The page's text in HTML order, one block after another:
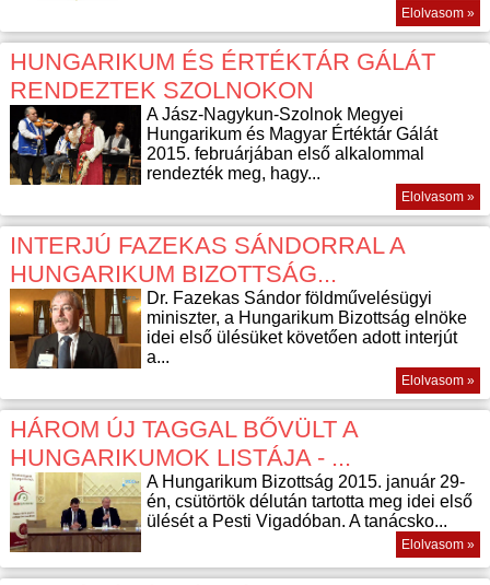
Elolvasom »
HUNGARIKUM ÉS ÉRTÉKTÁR GÁLÁT
RENDEZTEK SZOLNOKON
A Jász-Nagykun-Szolnok Megyei
Hungarikum és Magyar Értéktár Gálát
2015. februárjában első alkalommal
rendezték meg, hagy...
Elolvasom »
INTERJÚ FAZEKAS SÁNDORRAL A
HUNGARIKUM BIZOTTSÁG...
Dr. Fazekas Sándor földművelésügyi
miniszter, a Hungarikum Bizottság elnöke
idei első ülésüket követően adott interjút
a...
Elolvasom »
HÁROM ÚJ TAGGAL BŐVÜLT A
HUNGARIKUMOK LISTÁJA - ...
A Hungarikum Bizottság 2015. január 29-
én, csütörtök délután tartotta meg idei első
ülését a Pesti Vigadóban. A tanácsko...
Elolvasom »